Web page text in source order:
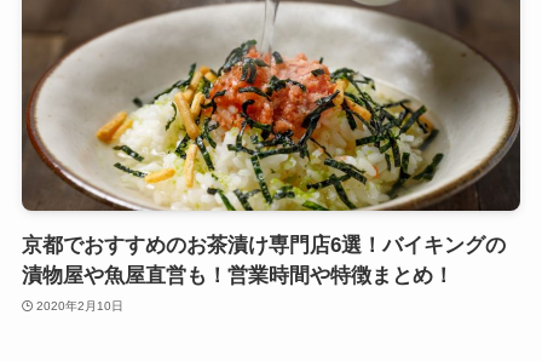
京都でおすすめのお茶漬け専門店6選！バイキングの
漬物屋や魚屋直営も！営業時間や特徴まとめ！
2020年2月10日